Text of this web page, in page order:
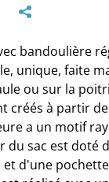
bandoulière
unique, faite
ou sur la
créés à partir
a un motif
du sac est doté
et d'une